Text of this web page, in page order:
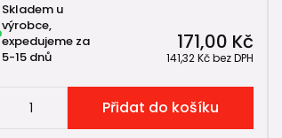
171,00 Kč
141,32 Kčbez DPH
Skladem u
výrobce,
expedujeme za
5-15 dnů
Přidat do košíku